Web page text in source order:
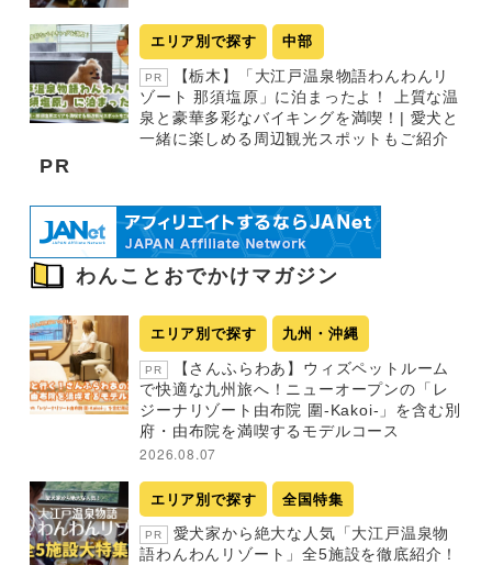
エリア別で探す 中部
PR
【栃木】「大江戸温泉物語わんわんリ
ゾート 那須塩原」に泊まったよ！ 上質な温
泉と豪華多彩なバイキングを満喫！| 愛犬と
一緒に楽しめる周辺観光スポットもご紹介
PR
わんことおでかけマガジン
エリア別で探す 九州・沖縄
PR
【さんふらわあ】ウィズペットルーム
で快適な九州旅へ！ニューオープンの「レ
ジーナリゾート由布院 圍-Kakoi-」を含む別
府・由布院を満喫するモデルコース
2026.08.07
エリア別で探す 全国特集
PR
愛犬家から絶大な人気「大江戸温泉物
語わんわんリゾート」全5施設を徹底紹介！